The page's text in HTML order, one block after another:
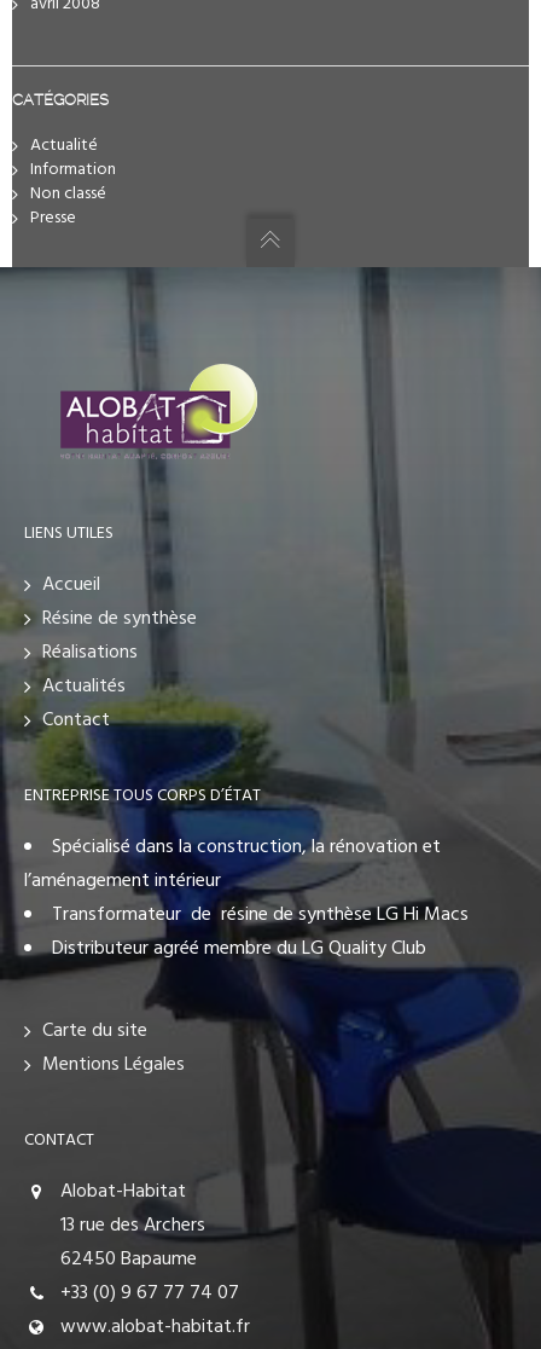
CATÉGORIES
Actualité
Information
Non classé
Presse
LIENS UTILES
Accueil
Résine de synthèse
Réalisations
Actualités
Contact
ENTREPRISE TOUS CORPS D’ÉTAT
Spécialisé dans la construction, la rénovation et
l’aménagement intérieur
Transformateur de résine de synthèse LG Hi Macs
Distributeur agréé membre du LG Quality Club
Carte du site
Mentions Légales
CONTACT
Alobat-Habitat
13 rue des Archers
62450 Bapaume
+33 (0) 9 67 77 74 07
www.alobat-habitat.fr